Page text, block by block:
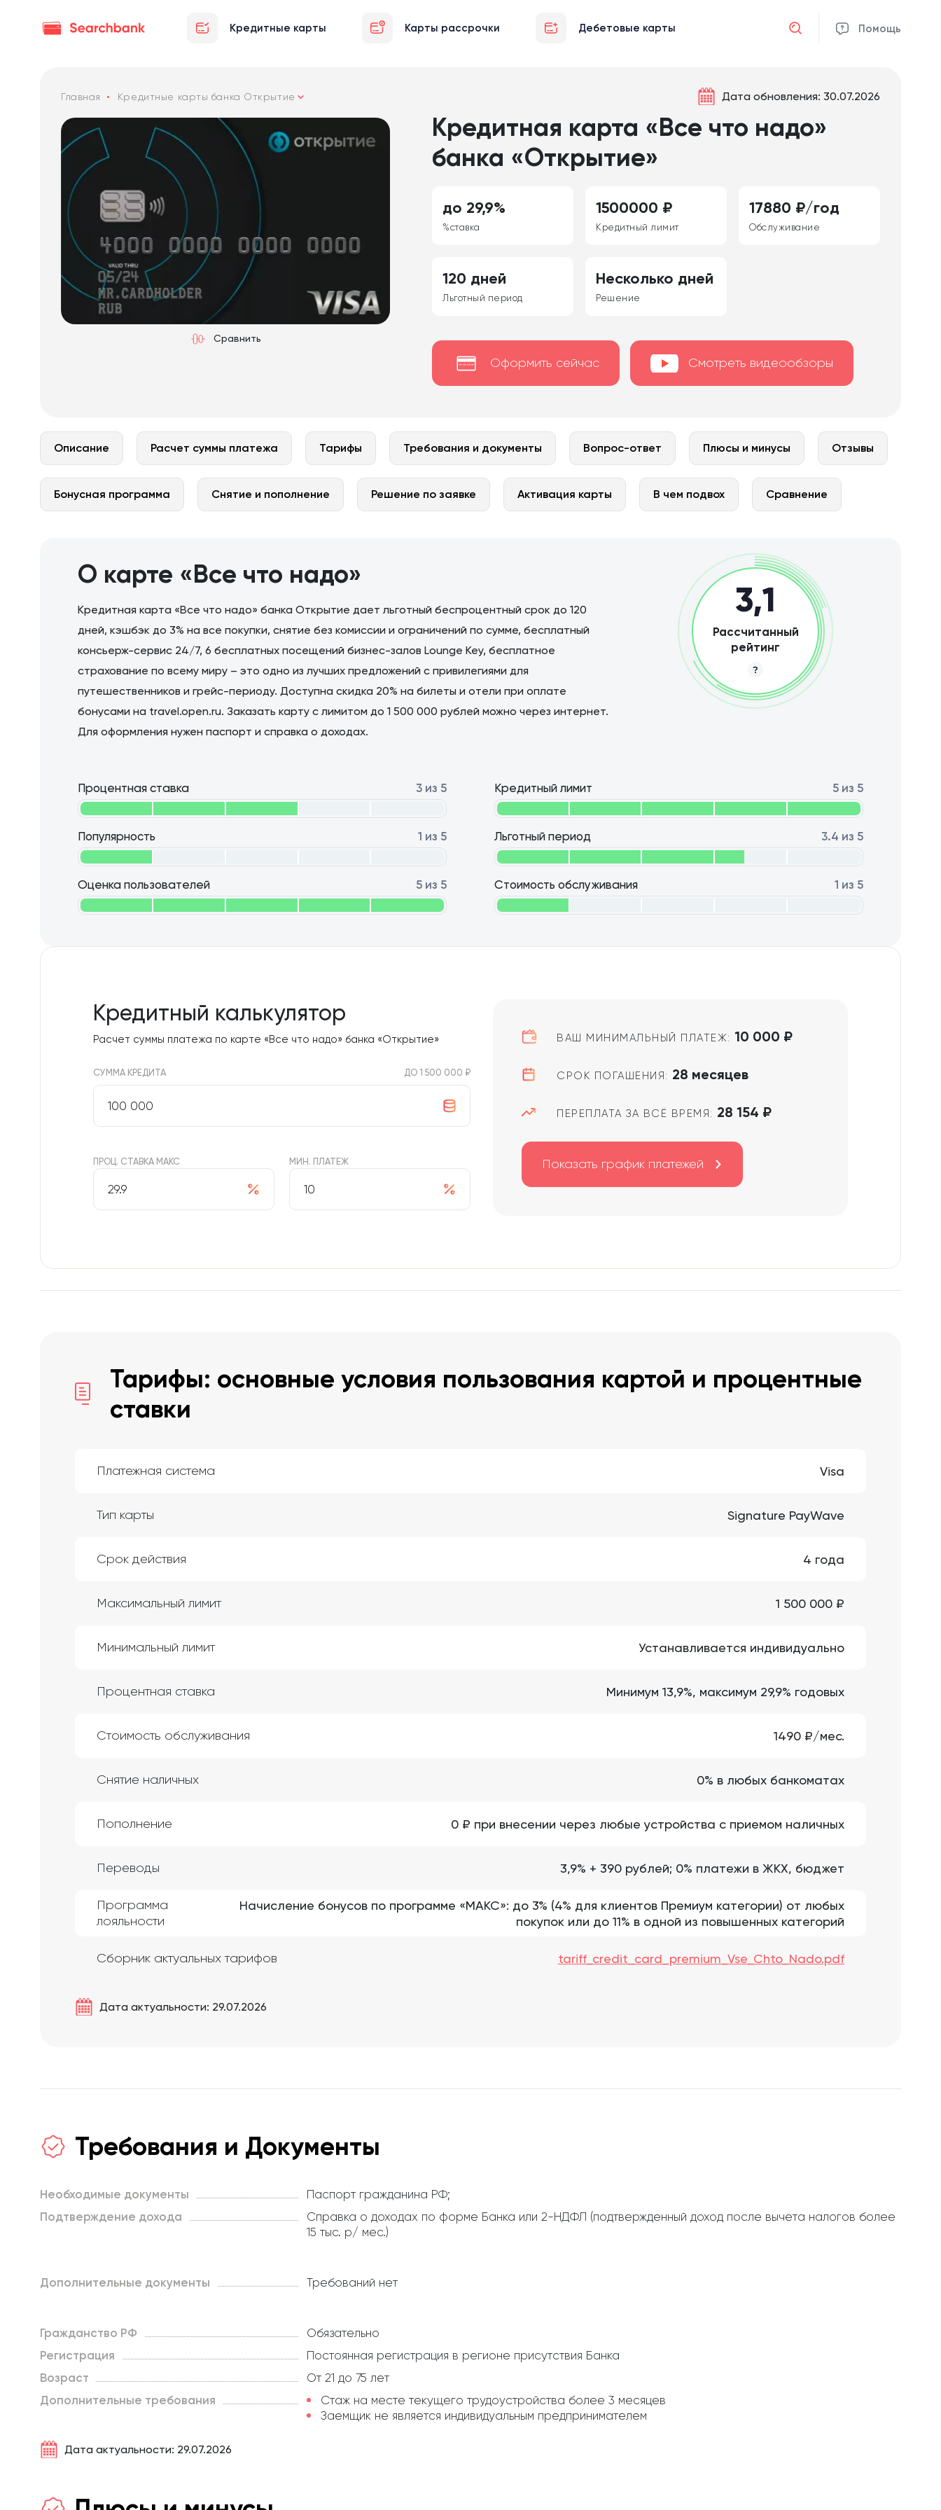
Кредитные карты Карты рассрочки Дебетовые карты Помощь
Отмена
Главная Кредитные карты банка Открытие
Сравнить
Дата обновления: 30.07.2026
Кредитная карта «Все что надо»
банка «Открытие»
до 29,9%
%ставка
1500000 ₽
Кредитный лимит
17880 ₽/год
Обслуживание
120 дней
Льготный период
Несколько дней
Решение
Оформить сейчас Смотреть видеообзоры
Описание Расчет суммы платежа Тарифы Требования и документы Вопрос-ответ Плюсы и минусы Отзывы
Бонусная программа Снятие и пополнение Решение по заявке Активация карты В чем подвох Сравнение
О карте «Все что надо»
Кредитная карта «Все что надо» банка Открытие дает льготный беспроцентный срок до 120
дней, кэшбэк до 3% на все покупки, снятие без комиссии и ограничений по сумме, бесплатный
консьерж-сервис 24/7, 6 бесплатных посещений бизнес-залов Lounge Key, бесплатное
страхование по всему миру – это одно из лучших предложений с привилегиями для
путешественников и грейс-периоду. Доступна скидка 20% на билеты и отели при оплате
бонусами на travel.open.ru. Заказать карту с лимитом до 1 500 000 рублей можно через интернет.
Для оформления нужен паспорт и справка о доходах.
Кредитный лимит 5 из 5
Льготный период 3.4 из 5
Стоимость обслуживания 1 из 5
Процентная ставка 3 из 5
Популярность 1 из 5
Оценка пользователей 5 из 5
3,1
Рассчитанный
рейтинг
Кредитный калькулятор
Расчет суммы платежа по карте «Все что надо» банка «Открытие»
СУММА КРЕДИТА ДО 1 500 000 ₽
ПРОЦ. СТАВКА МАКС МИН. ПЛАТЕЖ
ВАШ МИНИМАЛЬНЫЙ ПЛАТЕЖ: 10 000 ₽
СРОК ПОГАШЕНИЯ: 28 месяцев
ПЕРЕПЛАТА ЗА ВСЁ ВРЕМЯ: 28 154 ₽
Показать график платежей
Тарифы: основные условия пользования картой и процентные
ставки
Платежная система Visa
Тип карты Signature PayWave
Срок действия 4 года
Максимальный лимит 1 500 000 ₽
Минимальный лимит Устанавливается индивидуально
Процентная ставка Минимум 13,9%, максимум 29,9% годовых
Стоимость обслуживания 1490 ₽/мес.
Снятие наличных 0% в любых банкоматах
Пополнение 0 ₽ при внесении через любые устройства с приемом наличных
Переводы 3,9% + 390 рублей; 0% платежи в ЖКХ, бюджет
Программа
лояльности
Начисление бонусов по программе «МАКС»: до 3% (4% для клиентов Премиум категории) от любых
покупок или до 11% в одной из повышенных категорий
Сборник актуальных тарифов tariff_credit_card_premium_Vse_Chto_Nado.pdf
Дата актуальности: 29.07.2026
Требования и Документы
Необходимые документы
Паспорт гражданина РФ;
Подтверждение дохода
Справка о доходах по форме Банка или 2-НДФЛ (подтвержденный доход после вычета налогов более
15 тыс. р/ мес.)
Дополнительные документы Требований нет
Гражданство РФ
Обязательно
Регистрация
Постоянная регистрация в регионе присутствия Банка
Возраст
От 21 до 75 лет
Дополнительные требования
Стаж на месте текущего трудоустройства более 3 месяцев
Заемщик не является индивидуальным предпринимателем
Дата актуальности: 29.07.2026